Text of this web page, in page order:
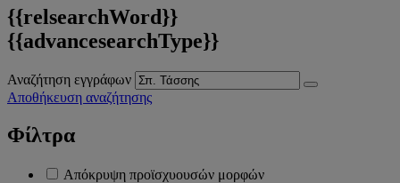
{{relsearchWord}}
{{advancesearchType}}
Αναζήτηση εγγράφων
Αποθήκευση αναζήτησης
Φίλτρα
Απόκρυψη προϊσχυουσών μορφών